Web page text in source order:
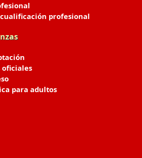
profesional
oficiales
para adultos